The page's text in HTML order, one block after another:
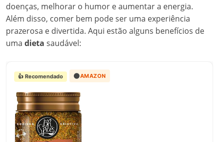
doenças, melhorar o humor e aumentar a energia.
Além disso, comer bem pode ser uma experiência
prazerosa e divertida. Aqui estão alguns benefícios de
uma dieta saudável:
👍 Recomendado 🟠AMAZON